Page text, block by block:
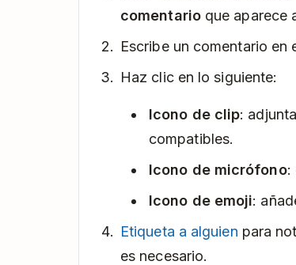
comentarioque aparece
Escribe un comentario en
Haz clic en lo siguiente:
Icono de clip:
compatibles.
Icono de micrófono:
Icono de emoji:
Etiqueta a alguien para
es necesario.